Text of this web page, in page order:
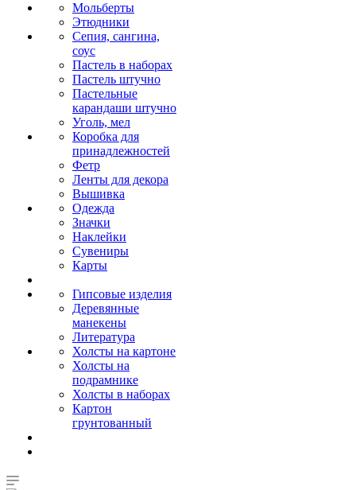
Мольберты
Этюдники
Сепия, сангина,
соус
Пастель в наборах
Пастель штучно
Пастельные
карандаши штучно
Уголь, мел
Коробка для
принадлежностей
Фетр
Ленты для декора
Вышивка
Одежда
Значки
Наклейки
Сувениры
Карты
Гипсовые изделия
Деревянные
манекены
Литература
Холсты на картоне
Холсты на
подрамнике
Холсты в наборах
Картон
грунтованный